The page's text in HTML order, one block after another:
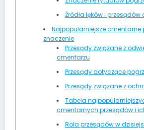
Źródła lęków i
Najpopularniejsze cmentarne
znaczenie
Przesądy związane z
cmentarzu
Przesądy dotyczące
Przesądy związane z
Tabela
cmentarnych przesądów i
Rola przesądów w